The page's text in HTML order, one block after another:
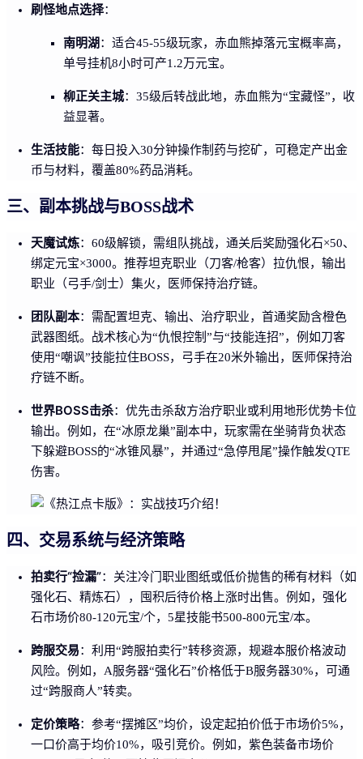
刷怪地点选择：
南明湖：适合45-55级玩家，赤血熊掉落元宝概率高，
单号挂机8小时可产1.2万元宝。
柳正关主城：35级后转战此地，赤血熊为“宝藏怪”，收
益显著。
生活技能：每日投入30分钟操作制药与挖矿，可稳定产出金
币与材料，覆盖80%药品消耗。
三、副本挑战与BOSS战术
天魔试炼：60级解锁，需组队挑战，通关后奖励强化石×50、
绑定元宝×3000。推荐坦克职业（刀客/枪客）拉仇恨，输出
职业（弓手/剑士）集火，医师保持治疗链。
团队副本：需配置坦克、输出、治疗职业，首通奖励含橙色
武器图纸。战术核心为“仇恨控制”与“技能连招”，例如刀客
使用“嘲讽”技能拉住BOSS，弓手在20米外输出，医师保持治
疗链不断。
世界BOSS击杀：优先击杀敌方治疗职业或利用地形优势卡位
输出。例如，在“冰原龙巢”副本中，玩家需在坐骑背负状态
下躲避BOSS的“冰锥风暴”，并通过“急停甩尾”操作触发QTE
伤害。
四、交易系统与经济策略
拍卖行“捡漏”：关注冷门职业图纸或低价抛售的稀有材料（如
强化石、精炼石），囤积后待价格上涨时出售。例如，强化
石市场价80-120元宝/个，5星技能书500-800元宝/本。
跨服交易：利用“跨服拍卖行”转移资源，规避本服价格波动
风险。例如，A服务器“强化石”价格低于B服务器30%，可通
过“跨服商人”转卖。
定价策略：参考“摆摊区”均价，设定起拍价低于市场价5%，
一口价高于均价10%，吸引竞价。例如，紫色装备市场价